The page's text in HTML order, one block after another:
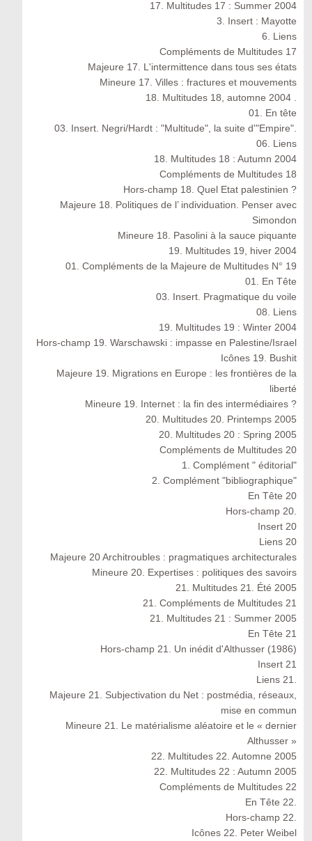
17. Multitudes 17 : Summer 2004
3. Insert : Mayotte
6. Liens
Compléments de Multitudes 17
Majeure 17. L'intermittence dans tous ses états
Mineure 17. Villes : fractures et mouvements
18. Multitudes 18, automne 2004 .
01. En tête
03. Insert. Negri/Hardt : "Multitude", la suite d'"Empire".
06. Liens
18. Multitudes 18 : Autumn 2004
Compléments de Multitudes 18
Hors-champ 18. Quel Etat palestinien ?
Majeure 18. Politiques de l’ individuation. Penser avec
Simondon
Mineure 18. Pasolini à la sauce piquante
19. Multitudes 19, hiver 2004
01. Compléments de la Majeure de Multitudes N° 19
01. En Tête
03. Insert. Pragmatique du voile
08. Liens
19. Multitudes 19 : Winter 2004
Hors-champ 19. Warschawski : impasse en Palestine/Israel
Icônes 19. Bushit
Majeure 19. Migrations en Europe : les frontières de la
liberté
Mineure 19. Internet : la fin des intermédiaires ?
20. Multitudes 20. Printemps 2005
20. Multitudes 20 : Spring 2005
Compléments de Multitudes 20
1. Complément " éditorial"
2. Complément "bibliographique"
En Tête 20
Hors-champ 20.
Insert 20
Liens 20
Majeure 20 Architroubles : pragmatiques architecturales
Mineure 20. Expertises : politiques des savoirs
21. Multitudes 21. Été 2005
21. Compléments de Multitudes 21
21. Multitudes 21 : Summer 2005
En Tête 21
Hors-champ 21. Un inédit d'Althusser (1986)
Insert 21
Liens 21.
Majeure 21. Subjectivation du Net : postmédia, réseaux,
mise en commun
Mineure 21. Le matérialisme aléatoire et le « dernier
Althusser »
22. Multitudes 22. Automne 2005
22. Multitudes 22 : Autumn 2005
Compléments de Multitudes 22
En Tête 22.
Hors-champ 22.
Icônes 22. Peter Weibel